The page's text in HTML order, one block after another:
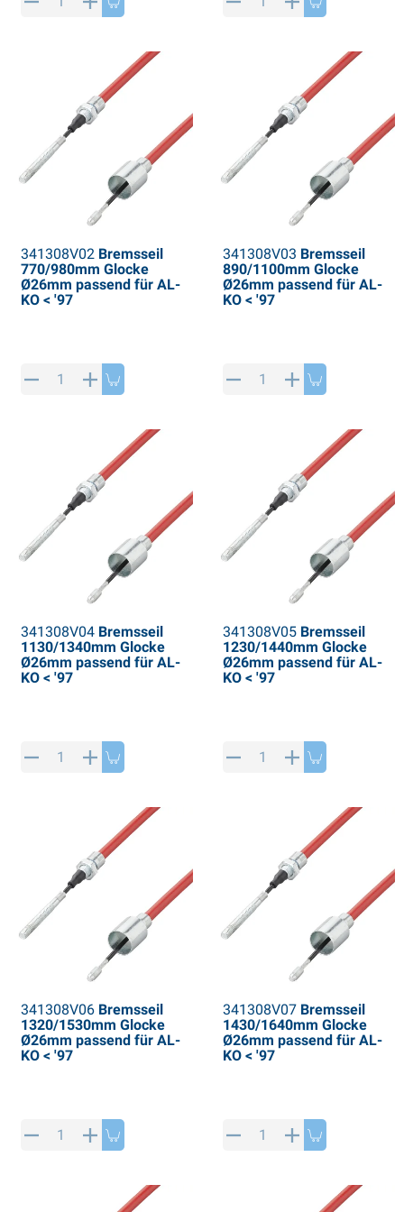
341308V02Bremsseil
770/980mm Glocke
Ø26mm passend für AL-
KO < '97
341308V03 Bremsseil
890/1100mm Glocke
Ø26mm passend für AL-
KO < '97
341308V04Bremsseil
1130/1340mm Glocke
Ø26mm passend für AL-
KO < '97
341308V05Bremsseil
1230/1440mm Glocke
Ø26mm passend für AL-
KO < '97
341308V06Bremsseil
1320/1530mm Glocke
Ø26mm passend für AL-
KO < '97
341308V07Bremsseil
1430/1640mm Glocke
Ø26mm passend für AL-
KO < '97